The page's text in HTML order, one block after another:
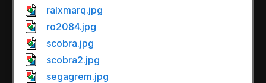
ralxmarq.jpg
ro2084.jpg
scobra.jpg
scobra2.jpg
segagrem.jpg